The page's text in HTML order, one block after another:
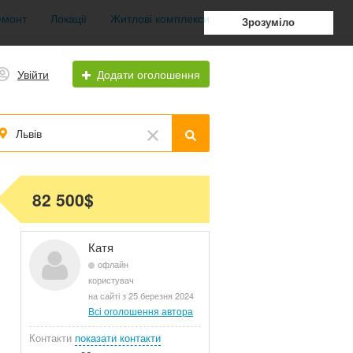
Зрозуміло
Локації Житлові комплекси
Увійти Додати оголошення
Львів
82 500$
Катя
офлайн
користувач
на сайті з 25 березня 2024
Всі оголошення автора
Контакти показати контакти